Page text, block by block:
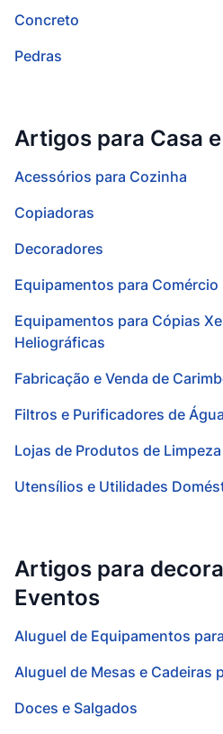
Concreto
Pedras
Artigos para Casa
Acessórios para Cozinha
Copiadoras
Decoradores
Equipamentos para Comércio
Equipamentos para Cópias
Heliográficas
Fabricação e Venda de
Filtros e Purificadores de Água
Lojas de Produtos de Limpeza
Utensílios e Utilidades
Artigos para
Eventos
Aluguel de Equipamentos
Aluguel de Mesas e Cadeiras
Doces e Salgados